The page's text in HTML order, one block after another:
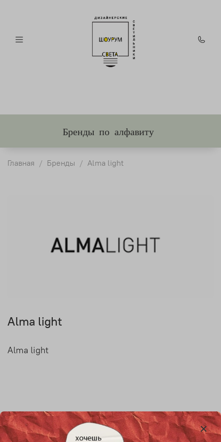
Бренды по алфавиту
Главная Бренды Alma light
Alma light
Alma light
Товары, упомянутые в статье